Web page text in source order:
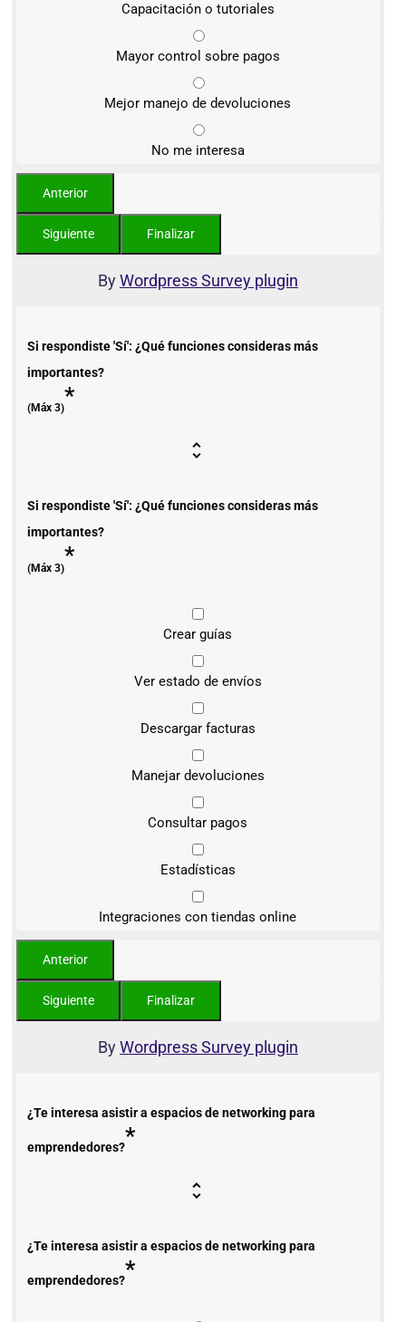
Capacitación o tutoriales
Mayor control sobre pagos
Mejor manejo de devoluciones
No me interesa
ByWordpress Survey plugin
Si respondiste 'Sí': ¿Qué funciones consideras más
importantes?
(Máx 3)*
Si respondiste 'Sí': ¿Qué funciones consideras más
importantes?
(Máx 3)*
Crear guías
Ver estado de envíos
Descargar facturas
Manejar devoluciones
Consultar pagos
Estadísticas
Integraciones con tiendas online
ByWordpress Survey plugin
¿Te interesa asistir a espacios de networking para
emprendedores?*
¿Te interesa asistir a espacios de networking para
emprendedores?*